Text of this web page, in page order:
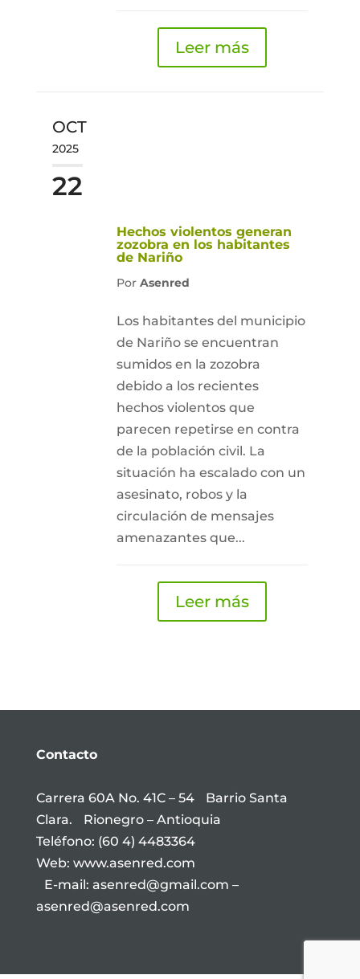
Leer más
OCT
2025
22
Hechos violentos generan
zozobra en los habitantes
de Nariño
Por Asenred
Los habitantes del municipio
de Nariño se encuentran
sumidos en la zozobra
debido a los recientes
hechos violentos que
parecen repetirse en contra
de la población civil. La
situación ha escalado con un
asesinato, robos y la
circulación de mensajes
amenazantes que...
Leer más
Contacto
Carrera 60A No. 41C – 54 Barrio Santa
Clara. Rionegro – Antioquia
Teléfono: (60 4) 4483364
Web: www.asenred.com
E-mail: asenred@gmail.com –
asenred@asenred.com